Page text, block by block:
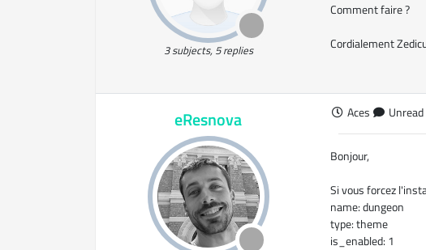
3 subjects, 5 replies
Comment faire ?
Cordialement
eResnova Aces
Bonjour,
Si vous forcez
name: dungeon
type: theme
is_enabled: 1